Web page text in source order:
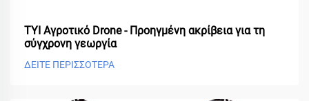
ΤΥΙ Αγροτικό Drone - Προηγμένη ακρίβεια για τη
σύγχρονη γεωργία
ΔΕΙΤΕ ΠΕΡΙΣΣΟΤΕΡΑ